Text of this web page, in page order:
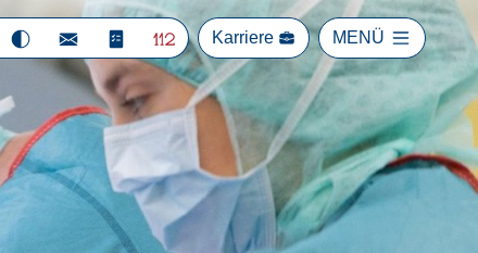
Karriere MENÜ